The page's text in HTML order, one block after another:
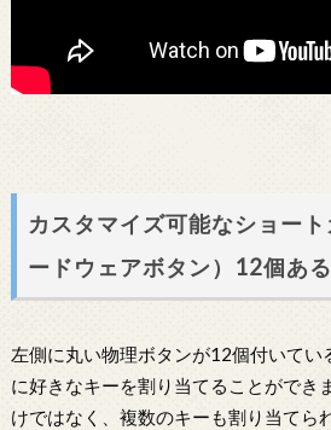
カスタマイズ可能なショー
ードウェアボタン）12個ある
左側に丸い物理ボタンが12個付いてい
に好きなキーを割り当てることができ
けではなく、複数のキーも割り当てら